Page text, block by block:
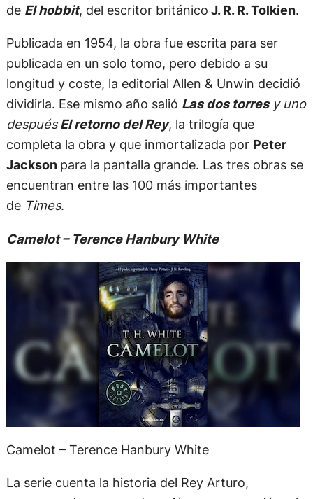
de El hobbit, del escritor británico J. R. R. Tolkien.
Publicada en 1954, la obra fue escrita para ser
publicada en un solo tomo, pero debido a su
longitud y coste, la editorial Allen & Unwin decidió
dividirla. Ese mismo año salió Las dos torresy uno
despuésEl retorno del Rey, la trilogía que
completa la obra y que inmortalizada por Peter
Jackson para la pantalla grande. Las tres obras se
encuentran entre las 100 más importantes
de Times.
Camelot – Terence Hanbury White
Camelot – Terence Hanbury White
La serie cuenta la historia del Rey Arturo,